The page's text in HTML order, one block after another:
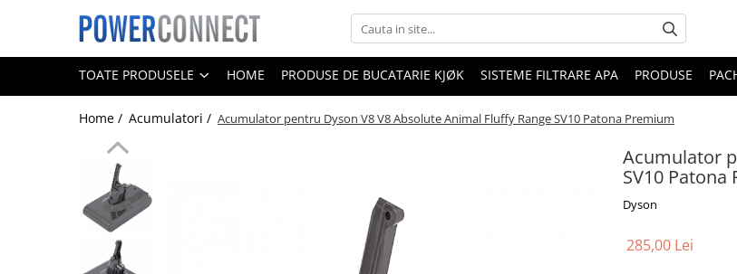
Toate Produsele
Sisteme filtrare apa
Sisteme filtrare apa
Aparate foto
Camere video
Telefoane mobile
TOATE PRODUSELE HOME PRODUSE DE BUCATARIE KJØK SISTEME FILTRARE APA PRODUSE
Home / Acumulatori / Acumulator pentru Dyson V8 V8 Absolute Animal Fluffy Range SV10 Patona Premium
Acumulator
SV10 Patona
Dyson
285,00 Lei